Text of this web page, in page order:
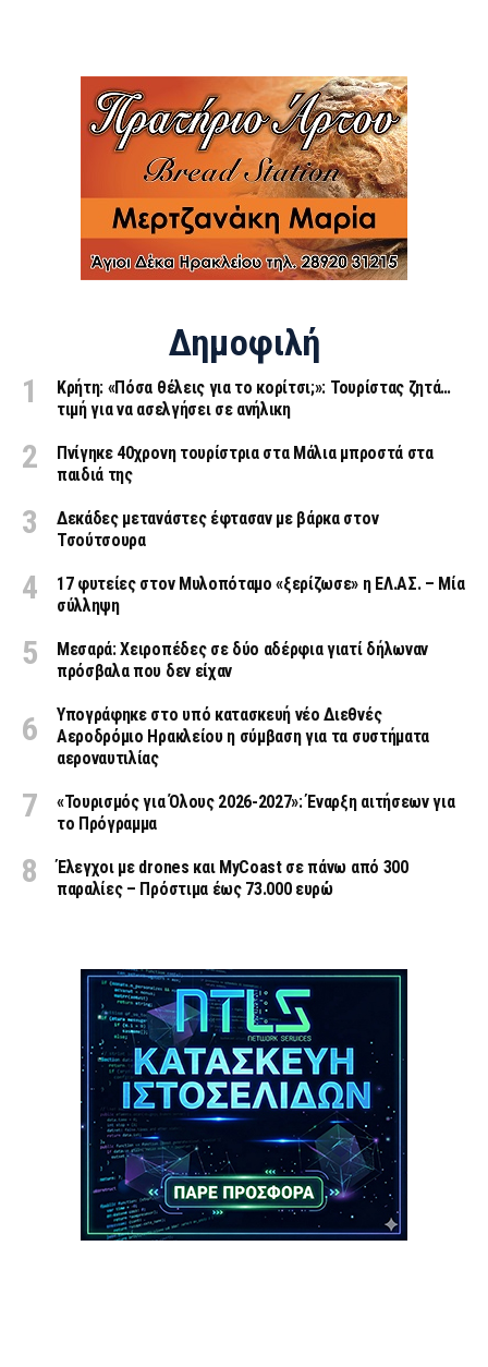
Δημοφιλή
Κρήτη: «Πόσα θέλεις για το κορίτσι;»: Τουρίστας ζητά…
τιμή για να ασελγήσει σε ανήλικη
Πνίγηκε 40χρονη τουρίστρια στα Μάλια μπροστά στα
παιδιά της
Δεκάδες μετανάστες έφτασαν με βάρκα στον
Τσούτσουρα
17 φυτείες στον Μυλοπόταμο «ξερίζωσε» η ΕΛ.ΑΣ. – Μία
σύλληψη
Μεσαρά: Χειροπέδες σε δύο αδέρφια γιατί δήλωναν
πρόσβαλα που δεν είχαν
Υπογράφηκε στο υπό κατασκευή νέο Διεθνές
Αεροδρόμιο Ηρακλείου η σύμβαση για τα συστήματα
αεροναυτιλίας
«Τουρισμός για Όλους 2026-2027»: Έναρξη αιτήσεων για
το Πρόγραμμα
Έλεγχοι με drones και MyCoast σε πάνω από 300
παραλίες – Πρόστιμα έως 73.000 ευρώ